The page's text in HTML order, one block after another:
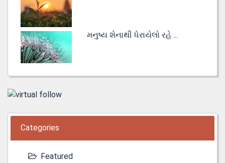
મનુષ્ય શેનાથી ધેરાયેલો રહે ...
Categories
Featured